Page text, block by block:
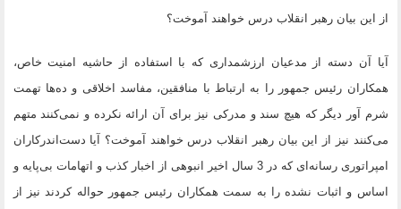
از این بیان رهبر انقلاب درس خواهند آموخت؟
آیا آن دسته از مدعیان ارزشمداری که با استفاده از حاشیه امنیت خاص،
همکاران رئیس جمهور را به ارتباط با منافقین، مفاسد اخلاقی و ده‌ها تهمت
شرم آور دیگر که هیچ سند و مدرکی نیز برای آن ارائه نکرده و نمی‌کنند متهم
می‌کنند نیز از این بیان رهبر انقلاب درس خواهند آموخت؟ آیا دست‌اندرکاران
امپراتوری رسانه‌ای که در 3 سال اخیر انبوهی از اخبار کذب و اتهامات بی‌پایه و
اساس و اثبات نشده را به سمت همکاران رئیس جمهور حواله کردند نیز از